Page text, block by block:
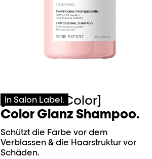
In Salon Label.
[Vitamino Color]
Color Glanz Shampoo.
Schützt die Farbe vor dem
Verblassen & die Haarstruktur vor
Schäden.